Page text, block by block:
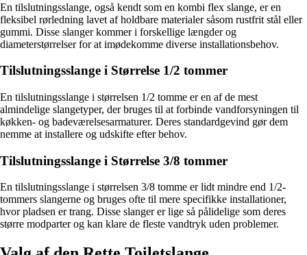
En tilslutningsslange, også kendt som en kombi flex slange, er en
fleksibel rørledning lavet af holdbare materialer såsom rustfrit stål eller
gummi. Disse slanger kommer i forskellige længder og
diameterstørrelser for at imødekomme diverse installationsbehov.
Tilslutningsslange i Størrelse 1/2 tommer
En tilslutningsslange i størrelsen 1/2 tomme er en af de mest
almindelige slangetyper, der bruges til at forbinde vandforsyningen til
køkken- og badeværelsesarmaturer. Deres standardgevind gør dem
nemme at installere og udskifte efter behov.
Tilslutningsslange i Størrelse 3/8 tommer
En tilslutningsslange i størrelsen 3/8 tomme er lidt mindre end 1/2-
tommers slangerne og bruges ofte til mere specifikke installationer,
hvor pladsen er trang. Disse slanger er lige så pålidelige som deres
større modparter og kan klare de fleste vandtryk uden problemer.